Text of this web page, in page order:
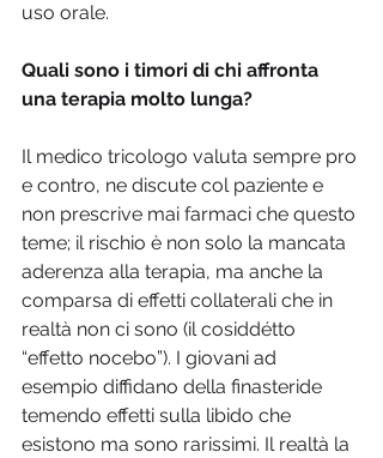
uso orale.
Quali sono i timori di chi affronta
una terapia molto lunga?
Il medico tricologo valuta sempre pro
e contro, ne discute col paziente e
non prescrive mai farmaci che questo
teme; il rischio è non solo la mancata
aderenza alla terapia, ma anche la
comparsa di effetti collaterali che in
realtà non ci sono (il cosiddétto
“effetto nocebo”). I giovani ad
esempio diffidano della finasteride
temendo effetti sulla libido che
esistono ma sono rarissimi. Il realtà la